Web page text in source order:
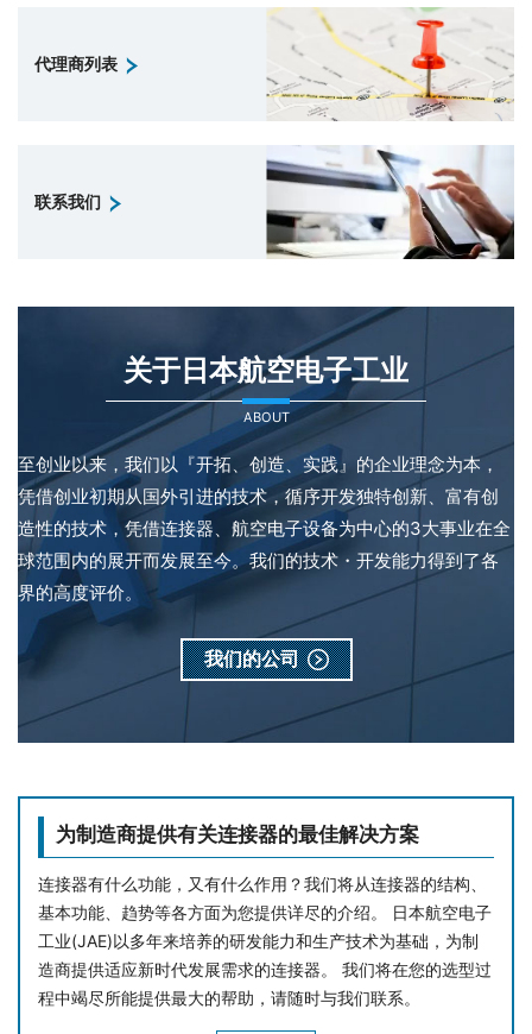
代理商列表
联系我们
关于日本航空电子工业
ABOUT
至创业以来，我们以『开拓、创造、实践』的企业理念为本，
凭借创业初期从国外引进的技术，循序开发独特创新、富有创
造性的技术，凭借连接器、航空电子设备为中心的3大事业在全
球范围内的展开而发展至今。我们的技术・开发能力得到了各
界的高度评价。
我们的公司
为制造商提供有关连接器的最佳解决方案
连接器有什么功能，又有什么作用？我们将从连接器的结构、
基本功能、趋势等各方面为您提供详尽的介绍。 日本航空电子
工业(JAE)以多年来培养的研发能力和生产技术为基础，为制
造商提供适应新时代发展需求的连接器。 我们将在您的选型过
程中竭尽所能提供最大的帮助，请随时与我们联系。